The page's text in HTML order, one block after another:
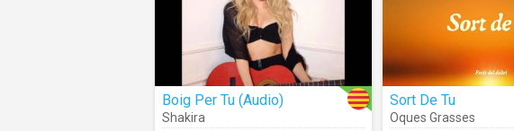
Boig Per Tu (Audio)
Shakira
Sort De Tu
Oques Grasses